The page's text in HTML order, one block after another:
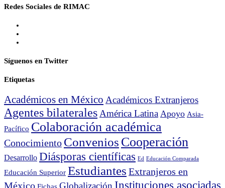
Redes Sociales de RIMAC
Síguenos en Twitter
Etiquetas
Académicos en México Académicos Extranjeros
Agentes bilateralesAmérica Latina Apoyo Asia-
Pacífico Colaboración académica
Conocimiento Convenios Cooperación
Desarrollo Diásporas científicas Ed Educación Comparada
Educación Superior Estudiantes Extranjeros en
México
Instituciones asociadas